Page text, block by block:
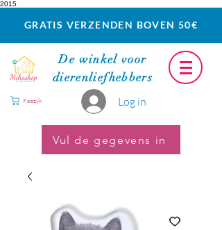
2015
GRATIS VERZENDEN BOVEN 50€
De winkel voor
dierenliefhebbers
Log in
Koszyk
Vul de gegevens in